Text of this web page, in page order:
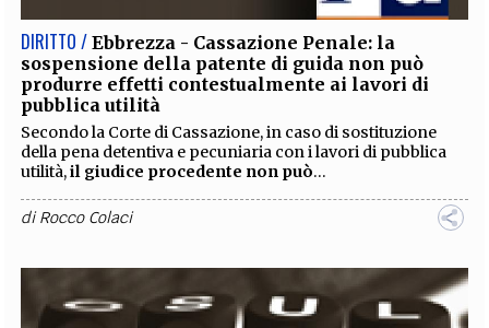
DIRITTO / Ebbrezza - Cassazione Penale: la
sospensione della patente di guida non può
produrre effetti contestualmente ai lavori di
pubblica utilità
Secondo la Corte di Cassazione, in caso di sostituzione
della pena detentiva e pecuniaria con i lavori di pubblica
utilità,il giudice procedente non può...
diRocco Colaci